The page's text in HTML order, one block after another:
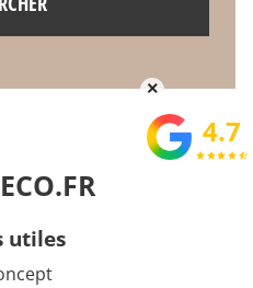
utiles
×
4.7
star starstar star star_half